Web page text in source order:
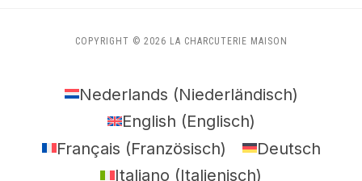
COPYRIGHT © 2026 LA CHARCUTERIE MAISON
Nederlands (Niederländisch)
English (Englisch)
Français (Französisch)
Deutsch
Italiano (Italienisch)